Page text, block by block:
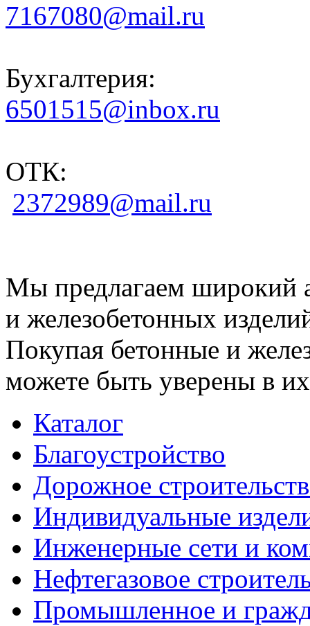
7167080@mail.ru
Бухгалтерия:
6501515@inbox.ru
ОТК:
2372989@mail.ru
Мы предлагаем широкий
и железобетонных
Покупая бетонные и
можете быть уверены в их
Каталог
Благоустройство
Дорожное
Индивидуальные
Инженерные сети и
Нефтегазовое
Промышленное и